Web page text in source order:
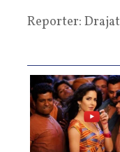
Reporter: Drajat